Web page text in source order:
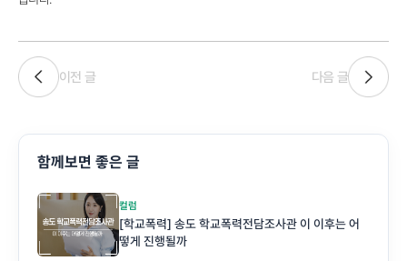
이전 글 다음 글
함께보면 좋은 글
컬럼
[학교폭력] 송도 학교폭력전담조사관 이 이후는 어
떻게 진행될까